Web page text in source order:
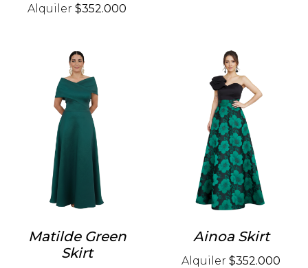
Alquiler $352.000
Matilde Green
Skirt
Ainoa Skirt
Alquiler $352.000